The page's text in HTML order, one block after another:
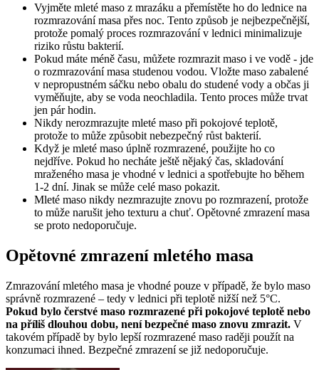
Vyjměte mleté maso z mrazáku a přemístěte ho do lednice na
rozmrazování masa přes noc. Tento způsob je nejbezpečnější,
protože pomalý proces rozmrazování v lednici minimalizuje
riziko růstu bakterií.
Pokud máte méně času, můžete rozmrazit maso i ve vodě - jde
o rozmrazování masa studenou vodou. Vložte maso zabalené
v nepropustném sáčku nebo obalu do studené vody a občas ji
vyměňujte, aby se voda neochladila. Tento proces může trvat
jen pár hodin.
Nikdy nerozmrazujte mleté maso při pokojové teplotě,
protože to může způsobit nebezpečný růst bakterií.
Když je mleté maso úplně rozmrazené, použijte ho co
nejdříve. Pokud ho necháte ještě nějaký čas, skladování
mraženého masa je vhodné v lednici a spotřebujte ho během
1-2 dní. Jinak se může celé maso pokazit.
Mleté maso nikdy nezmrazujte znovu po rozmrazení, protože
to může narušit jeho texturu a chuť. Opětovné zmrazení masa
se proto nedoporučuje.
Opětovné zmrazení mletého masa
Zmrazování mletého masa je vhodné pouze v případě, že bylo maso
správně rozmrazené – tedy v lednici při teplotě nižší než 5°C.
Pokud bylo čerstvé maso rozmrazené při pokojové teplotě nebo
na příliš dlouhou dobu, není bezpečné maso znovu zmrazit. V
takovém případě by bylo lepší rozmrazené maso raději použít na
konzumaci ihned. Bezpečné zmrazení se již nedoporučuje.